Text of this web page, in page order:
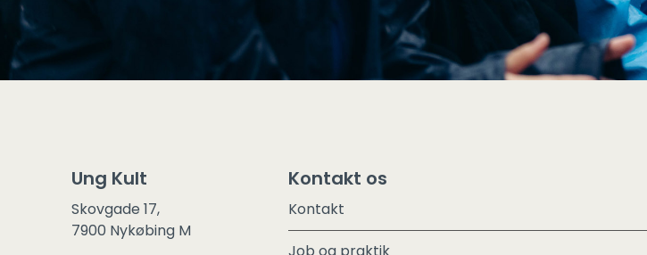
Ung Kult
Skovgade 17,
7900 Nykøbing M
Kontakt os
Kontakt